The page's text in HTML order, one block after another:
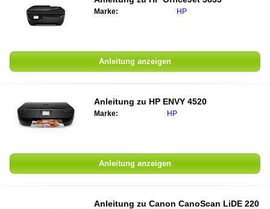
Marke: HP
Anleitung anzeigen
Anleitung zu HP ENVY 4520
Marke: HP
Anleitung anzeigen
Anleitung zu Canon CanoScan LiDE 220